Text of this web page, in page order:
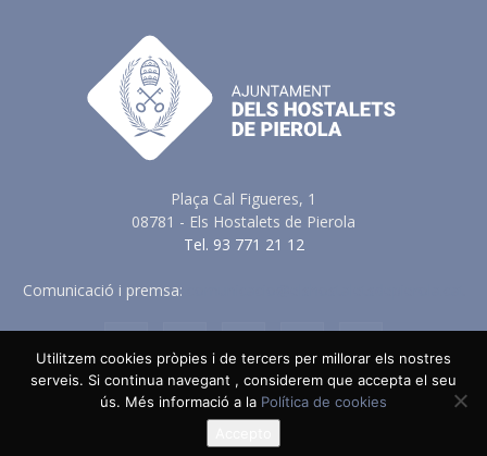
Plaça Cal Figueres, 1
08781 - Els Hostalets de Pierola
Tel. 93 771 21 12
Comunicació i premsa:
Avis Legal Política de Privacitat
Política de Cookies
Política en vers a les Xarxes Socials
Utilitzem cookies pròpies i de tercers per millorar els nostres
serveis. Si continua navegant , considerem que accepta el seu
ús. Més informació a la Política de cookies